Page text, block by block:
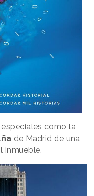
como la
de Madrid de una
inmueble.